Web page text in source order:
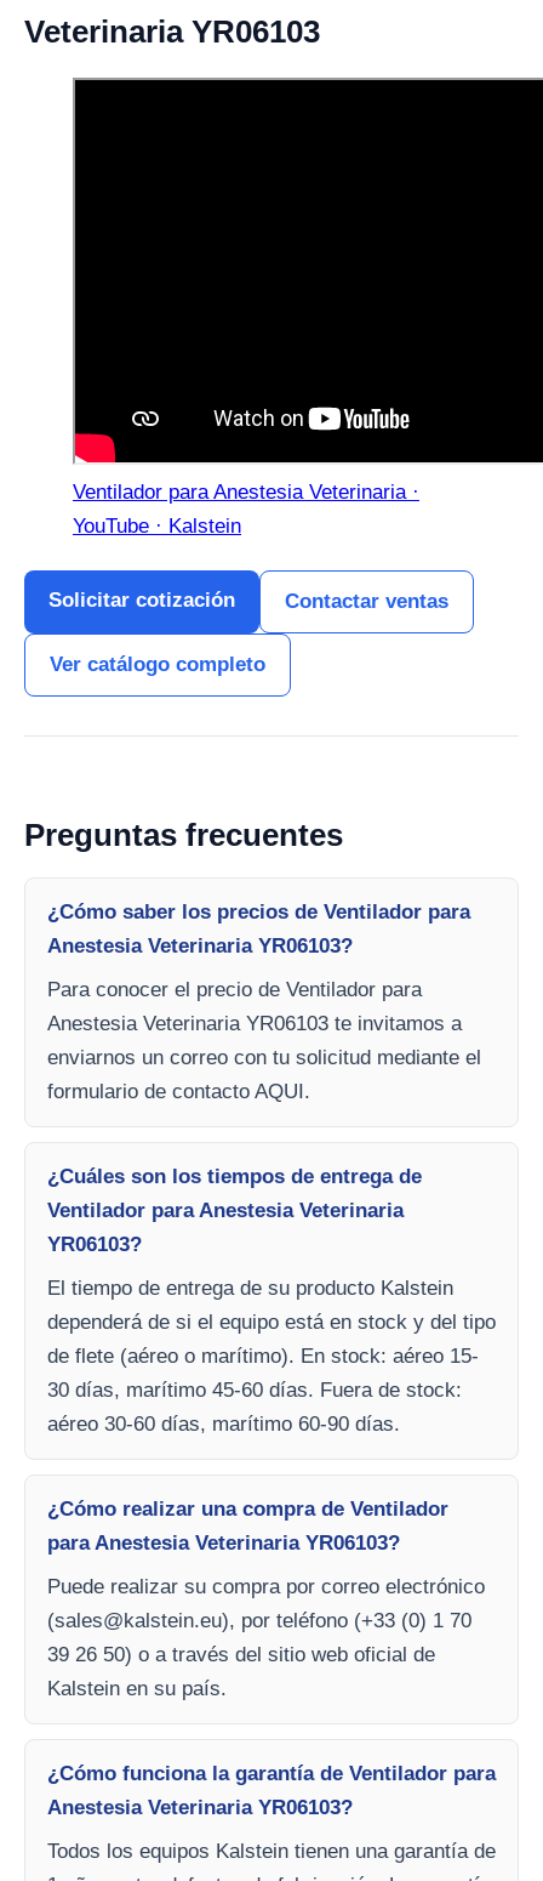
Veterinaria YR06103
Ventilador para Anestesia Veterinaria ·
YouTube · Kalstein
Solicitar cotización Contactar ventas
Ver catálogo completo
Preguntas frecuentes
¿Cómo saber los precios de Ventilador para
Anestesia Veterinaria YR06103?
Para conocer el precio de Ventilador para
Anestesia Veterinaria YR06103 te invitamos a
enviarnos un correo con tu solicitud mediante el
formulario de contacto AQUI.
¿Cuáles son los tiempos de entrega de
Ventilador para Anestesia Veterinaria
YR06103?
El tiempo de entrega de su producto Kalstein
dependerá de si el equipo está en stock y del tipo
de flete (aéreo o marítimo). En stock: aéreo 15-
30 días, marítimo 45-60 días. Fuera de stock:
aéreo 30-60 días, marítimo 60-90 días.
¿Cómo realizar una compra de Ventilador
para Anestesia Veterinaria YR06103?
Puede realizar su compra por correo electrónico
(sales@kalstein.eu), por teléfono (+33 (0) 1 70
39 26 50) o a través del sitio web oficial de
Kalstein en su país.
¿Cómo funciona la garantía de Ventilador para
Anestesia Veterinaria YR06103?
Todos los equipos Kalstein tienen una garantía de